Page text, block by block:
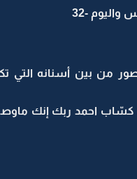
واليوم -32
من بين أسنانه التي
احمد ربك إنك ماوصلت